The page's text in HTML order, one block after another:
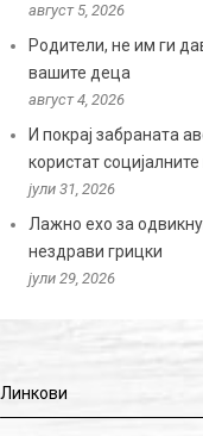
август 5, 2026
Родители, не им ги
вашите деца
август 4, 2026
И покрај забраната
користат
јули 31, 2026
Лажно ехо за
нездрави грицки
јули 29, 2026
Линкови